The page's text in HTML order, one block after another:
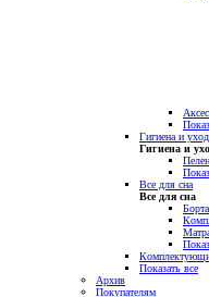
Гигиена и уход
Гигиена и
Все для сна
Все для сна
Показать все
Архив
Покупателям